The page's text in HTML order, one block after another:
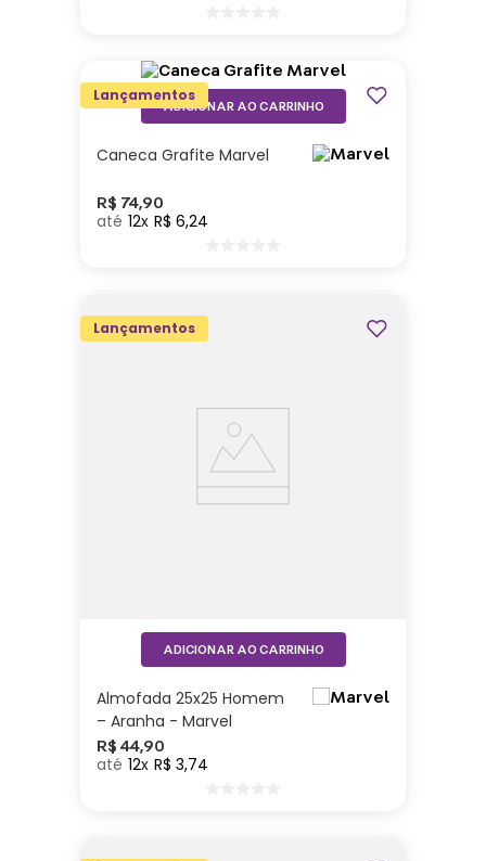
Lançamentos
Caneca Grafite Marvel
R$ 74,90
12 R$ 6,24
ADICIONAR AO CARRINHO
Lançamentos
Almofada 25x25 Homem
– Aranha - Marvel
R$ 44,90
12 R$ 3,74
ADICIONAR AO CARRINHO